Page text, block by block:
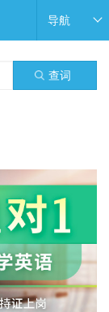
导航
查词